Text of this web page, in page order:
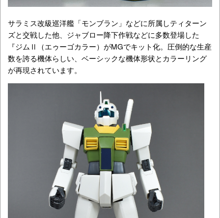
サラミス改級巡洋艦「モンブラン」などに所属しティターン
ズと交戦した他、ジャブロー降下作戦などに多数登場した
『ジムⅡ（エゥーゴカラー）がMGでキット化。圧倒的な生産
数を誇る機体らしい、ベーシックな機体形状とカラーリング
が再現されています。